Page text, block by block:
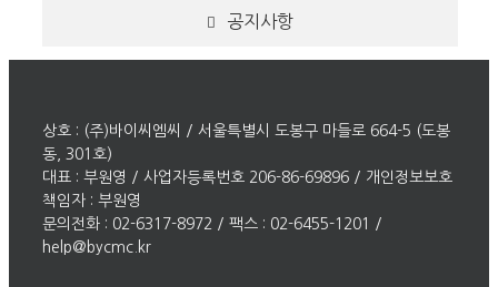
공지사항
상호 : (주)바이씨엠씨 / 서울특별시 도봉구 마들로 664-5 (도봉
동, 301호)
대표 : 부원영 / 사업자등록번호 206-86-69896 / 개인정보보호
책임자 : 부원영
문의전화 : 02-6317-8972 / 팩스 : 02-6455-1201 /
help@bycmc.kr